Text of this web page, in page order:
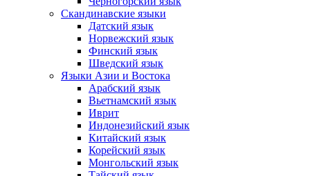
Скандинавские языки
Датский язык
Норвежский язык
Финский язык
Шведский язык
Языки Азии и Востока
Арабский язык
Вьетнамский язык
Иврит
Индонезийский язык
Китайский язык
Корейский язык
Монгольский язык